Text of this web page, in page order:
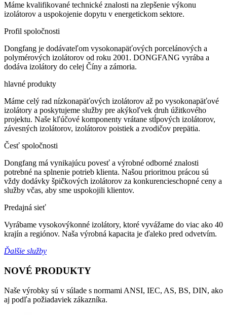
Máme kvalifikované technické znalosti na zlepšenie výkonu
izolátorov a uspokojenie dopytu v energetickom sektore.
Profil spoločnosti
Dongfang je dodávateľom vysokonapäťových porcelánových a
polymérových izolátorov od roku 2001. DONGFANG vyrába a
dodáva izolátory do celej Číny a zámoria.
hlavné produkty
Máme celý rad nízkonapäťových izolátorov až po vysokonapäťové
izolátory a poskytujeme služby pre akýkoľvek druh úžitkového
projektu. Naše kľúčové komponenty vrátane stĺpových izolátorov,
závesných izolátorov, izolátorov poistiek a zvodičov prepätia.
Česť spoločnosti
Dongfang má vynikajúcu povesť a výrobné odborné znalosti
potrebné na splnenie potrieb klienta. Našou prioritnou prácou sú
vždy dodávky špičkových izolátorov za konkurencieschopné ceny a
služby včas, aby sme uspokojili klientov.
Predajná sieť
Vyrábame vysokovýkonné izolátory, ktoré vyvážame do viac ako 40
krajín a regiónov. Naša výrobná kapacita je ďaleko pred odvetvím.
Ďalšie služby
NOVÉ PRODUKTY
Naše výrobky sú v súlade s normami ANSI, IEC, AS, BS, DIN, ako
aj podľa požiadaviek zákazníka.